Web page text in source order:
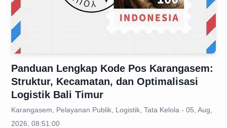
Panduan Lengkap Kode Pos Karangasem:
Struktur, Kecamatan, dan Optimalisasi
Logistik Bali Timur
Karangasem, Pelayanan Publik, Logistik, Tata Kelola - 05, Aug,
2026, 08:51:00